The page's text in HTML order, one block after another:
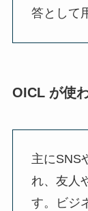
答として
OICL が使
主にSNS
れ、友人
す。ビジ